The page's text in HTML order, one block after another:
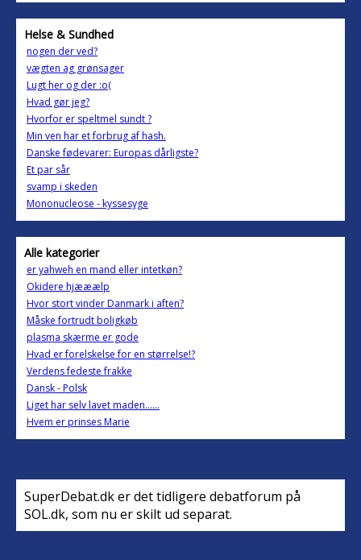
Helse & Sundhed
nogen der ved?
vægten ag grønsager
Lugt her og der :o(
Hvad gør jeg?
Hvorfor er speltmel sundt ?
Min ven har et forbrug af hash.
Danske fødevarer: Europas dårligste?
Et par sår
svamp i skeden
Mononucleose - kyssesyge
Alle kategorier
er yahweh en mand eller intetkøn?
Okidere hjææælp
Hvor stort vinder Danmark i aften?
Måske fortrudt boligkøb
plasma skærme er gode
Hvad er forelskelse for en størrelse!?
Verdens fedeste frakke
Dansk - Polsk
Liget har selv lavet maden......
Hvem er prinses Marie
SuperDebat.dk er det tidligere debatforum på
SOL.dk, som nu er skilt ud separat.